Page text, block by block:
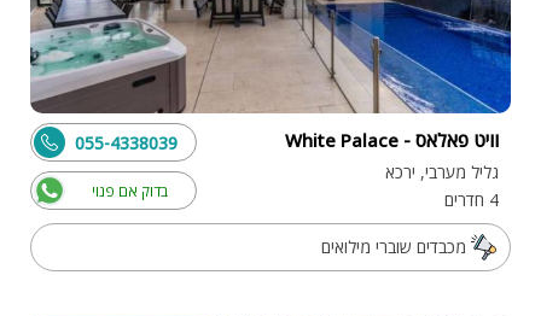
וויט פאלאס - White Palace
גליל מערבי, ירכא
4 חדרים
בדוק אם פנוי
055-4338039
מכבדים שוברי מילואים